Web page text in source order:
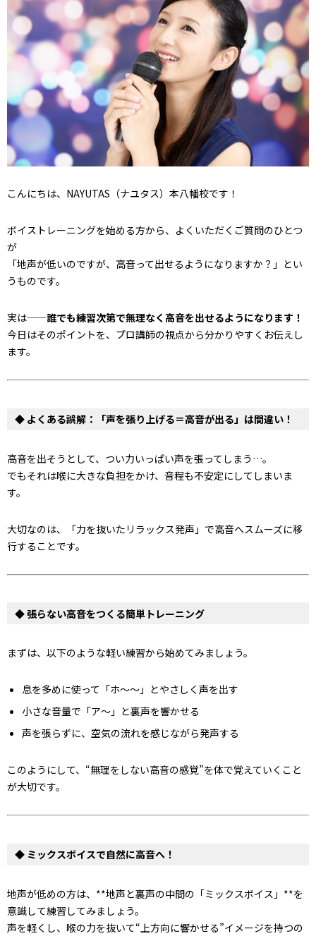
こんにちは、NAYUTAS（ナユタス）本八幡校です！
ボイストレーニングを始める方から、よくいただくご質問のひとつ
が
「地声が低いのですが、高音って出せるようになりますか？」とい
うものです。
実は——誰でも練習次第で無理なく高音を出せるようになります！
今日はそのポイントを、プロ講師の視点から分かりやすくお伝えし
ます。
◆ よくある誤解：「声を張り上げる＝高音が出る」は間違い！
高音を出そうとして、つい力いっぱい声を張ってしまう…。
でもそれは喉に大きな負担をかけ、音程も不安定にしてしまいま
す。
大切なのは、「力を抜いたリラックス発声」で高音へスムーズに移
行することです。
◆ 張らない高音をつくる簡単トレーニング
まずは、以下のような軽い練習から始めてみましょう。
息を多めに使って「ホ〜〜」とやさしく声を出す
小さな音量で「ア〜」と裏声を響かせる
声を張らずに、空気の流れを感じながら発声する
このようにして、“無理をしない高音の感覚”を体で覚えていくこと
が大切です。
◆ ミックスボイスで自然に高音へ！
地声が低めの方は、**地声と裏声の中間の「ミックスボイス」**を
意識して練習してみましょう。
声を軽くし、喉の力を抜いて“上方向に響かせる”イメージを持つの